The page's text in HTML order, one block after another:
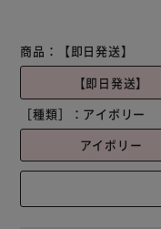
商品：
【即日発送】
【即日発送】
［種類］： アイボリー
アイボリー